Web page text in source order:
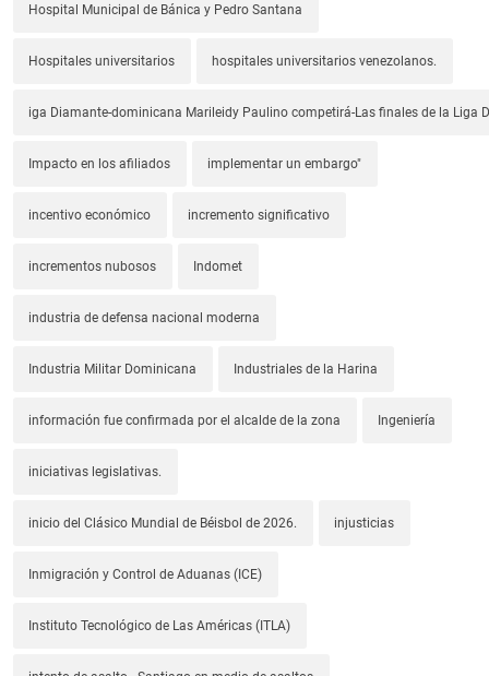
Hospital Municipal de Bánica y Pedro Santana
Hospitales universitarios hospitales universitarios venezolanos.
iga Diamante-dominicana Marileidy Paulino competirá-Las finales de la Liga
Impacto en los afiliados implementar un embargo"
incentivo económico incremento significativo
incrementos nubosos Indomet
industria de defensa nacional moderna
Industria Militar Dominicana Industriales de la Harina
información fue confirmada por el alcalde de la zona Ingeniería
iniciativas legislativas.
inicio del Clásico Mundial de Béisbol de 2026. injusticias
Inmigración y Control de Aduanas (ICE)
Instituto Tecnológico de Las Américas (ITLA)